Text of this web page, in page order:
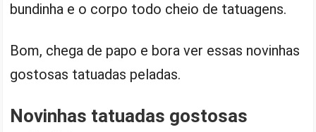
bundinha e o corpo todo cheio de tatuagens.
Bom, chega de papo e bora ver essas novinhas
gostosas tatuadas peladas.
Novinhas tatuadas gostosas